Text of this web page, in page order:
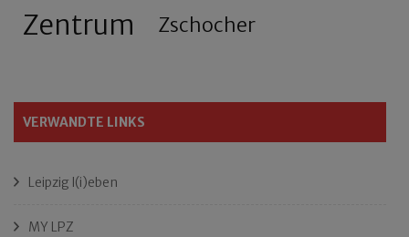
Zentrum Zschocher
VERWANDTE LINKS
Leipzig l(i)eben
MY LPZ